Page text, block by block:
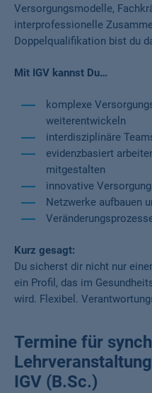
Versorgungsmodelle,
interprofessionelle
Doppelqualifikation bist du
Mit IGV kannst Du…
komplexe
weiterentwickeln
interdisziplinäre
evidenzbasiert
mitgestalten
innovative
Netzwerke aufbauen
Kurz gesagt:
Du sicherst dir nicht nur
ein Profil, das im
wird. Flexibel.
Termine für
IGV (B.Sc.)